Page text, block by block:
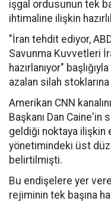
işgal ordusunun tek
ihtimaline ilişkin
"İran tehdit ediyor,
Savunma Kuvvetleri
hazırlanıyor"
azalan silah
Amerikan CNN
Başkanı Dan Caine'in
geldiği noktaya ilişkin
yönetimindeki üst
belirtilmişti.
Bu endişelere yer
rejiminin tek başına